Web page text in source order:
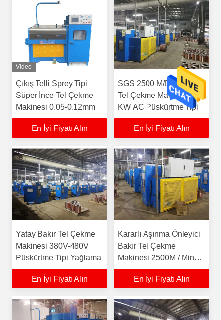
Video
Çıkış Telli Sprey Tipi
Süper İnce Tel Çekme
Makinesi 0.05-0.12mm
En İyi Fiyatı Alın
SGS 2500 M/Dk Bakır
Tel Çekme Makinası 18
KW AC Püskürtme Tipi
En İyi Fiyatı Alın
Yatay Bakır Tel Çekme
Makinesi 380V-480V
Püskürtme Tipi Yağlama
En İyi Fiyatı Alın
Kararlı Aşınma Önleyici
Bakır Tel Çekme
Makinesi 2500M / Min
Yüksek Hız
En İyi Fiyatı Alın